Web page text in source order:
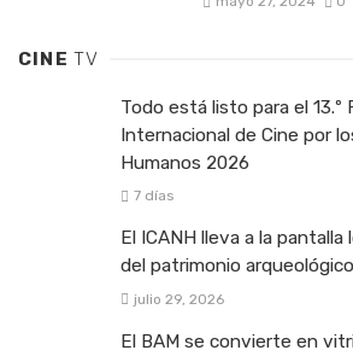
CINETV
Todo está listo para el 13.º
Internacional de Cine por
Humanos 2026
7 días
El ICANH lleva a la
del patrimonio
julio 29, 2026
El BAM se convierte en